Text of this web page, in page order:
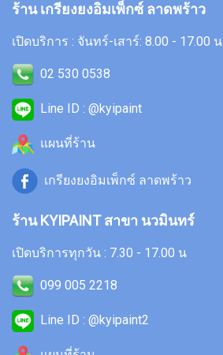
ร้าน เกรียงยงอิมเพ็กซ์ ลาดพร้าว
เปิดบริการ : จันทร์-เสาร์: 8.00 - 17.00 น
02 530 0538
Line ID : @kyipaint
แผนที่ร้าน
เกรียงยงอิมเพ็กซ์ ลาดพร้าว
ร้าน KYIPAINT สาขา นวมินทร์
เปิดบริการทุกวัน : 7.30 - 17.00 น
099 005 2218
Line ID : @kyipaint2